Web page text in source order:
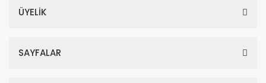
ÜYELİK
SAYFALAR